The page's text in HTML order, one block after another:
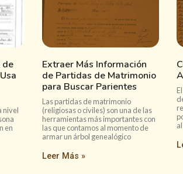
de
nivel
en
Extraer Más Información
de Partidas de Matrimonio
para Buscar Parientes
Las partidas de matrimonio
(religiosas o civiles) son una de las
herramientas más importantes con
las que contamos al momento de
armar un árbol genealógico
Leer Más »